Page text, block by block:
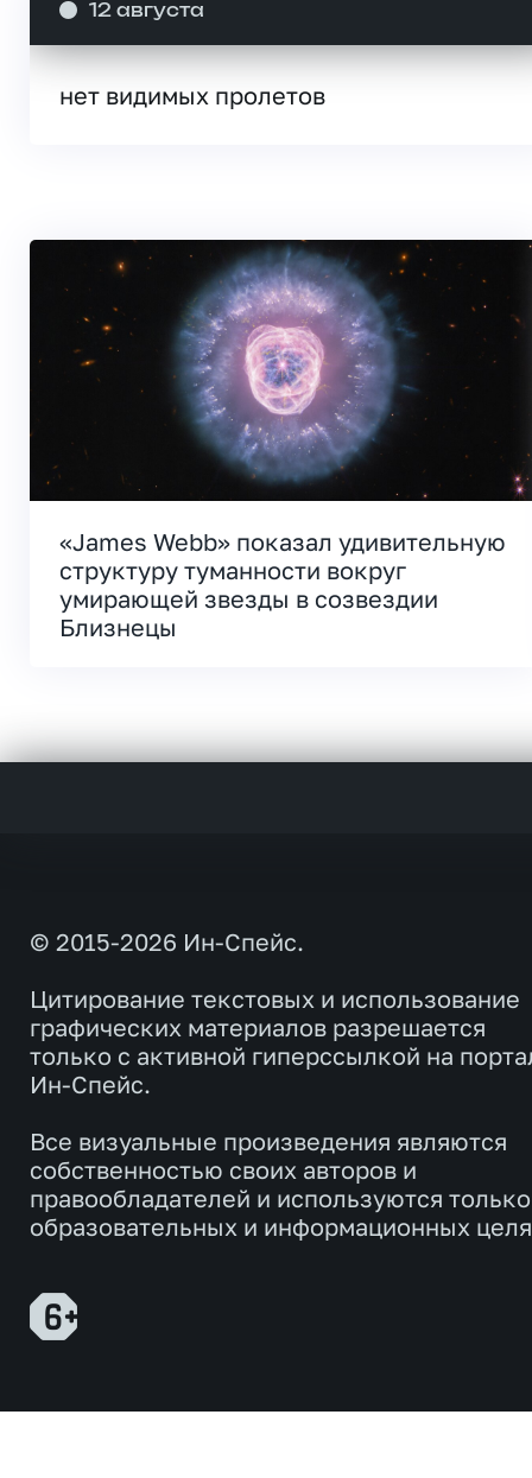
12 августа
нет видимых пролетов
«James Webb» показал удивительную
структуру туманности вокруг
умирающей звезды в созвездии
Близнецы
© 2015-2026 Ин-Спейс.
Цитирование текстовых и использование
графических материалов разрешается
только с активной гиперссылкой на
Ин-Спейс.
Все визуальные произведения являются
собственностью своих авторов и
правообладателей и используются
образовательных и информационных